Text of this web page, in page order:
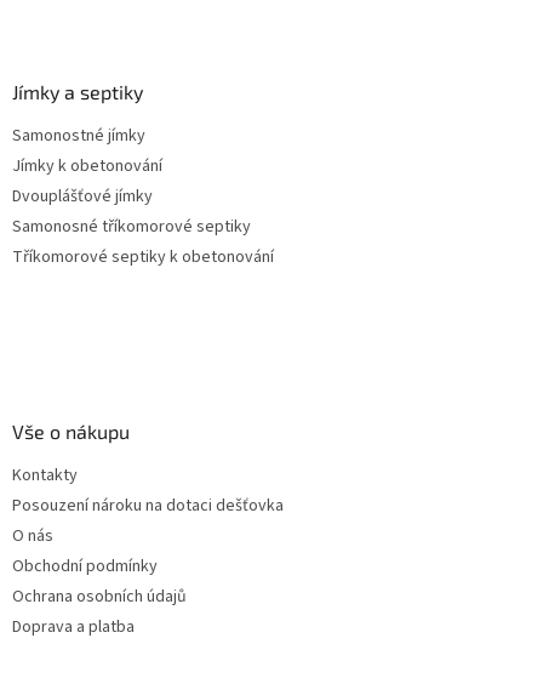
Jímky a septiky
Samonostné jímky
Jímky k obetonování
Dvouplášťové jímky
Samonosné tříkomorové septiky
Tříkomorové septiky k obetonování
Vše o nákupu
Kontakty
Posouzení nároku na dotaci dešťovka
O nás
Obchodní podmínky
Ochrana osobních údajů
Doprava a platba